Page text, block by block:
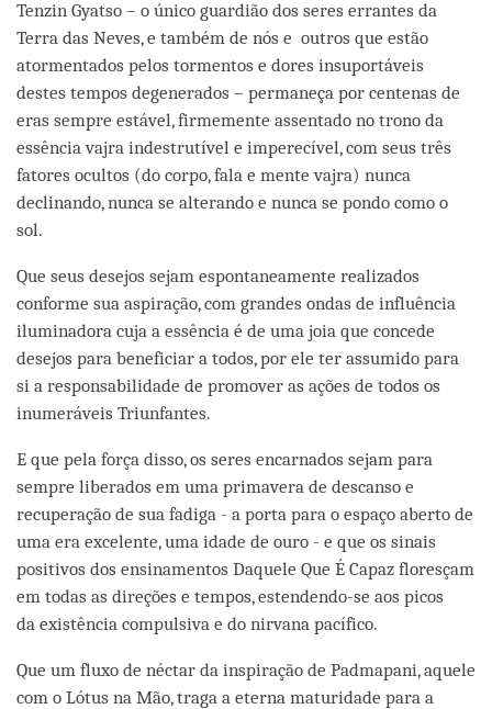
Tenzin Gyatso – o único guardião dos seres errantes da
Terra das Neves, e também de nós e outros que estão
atormentados pelos tormentos e dores insuportáveis
destes tempos degenerados – permaneça por centenas de
eras sempre estável, firmemente assentado no trono da
essência vajra indestrutível e imperecível, com seus três
fatores ocultos (do corpo, fala e mente vajra) nunca
declinando, nunca se alterando e nunca se pondo como o
sol.
Que seus desejos sejam espontaneamente realizados
conforme sua aspiração, com grandes ondas de influência
iluminadora cuja a essência é de uma joia que concede
desejos para beneficiar a todos, por ele ter assumido para
si a responsabilidade de promover as ações de todos os
inumeráveis Triunfantes.
E que pela força disso, os seres encarnados sejam para
sempre liberados em uma primavera de descanso e
recuperação de sua fadiga - a porta para o espaço aberto de
uma era excelente, uma idade de ouro - e que os sinais
positivos dos ensinamentos Daquele Que É Capaz floresçam
em todas as direções e tempos, estendendo-se aos picos
da existência compulsiva e do nirvana pacífico.
Que um fluxo de néctar da inspiração de Padmapani, aquele
com o Lótus na Mão, traga a eterna maturidade para a